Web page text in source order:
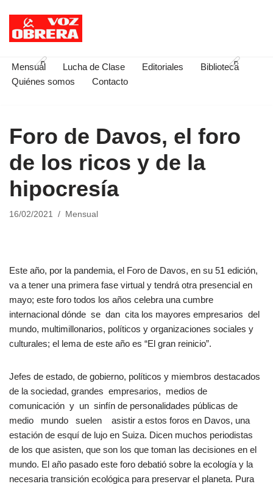
Saltar
contenido
Mensual Lucha de Clase Editoriales
Biblioteca
Quiénes somos
Contacto
Foro de Davos, el foro
de los ricos y de la
hipocresía
16/02/2021 Mensual
Este año, por la pandemia, el Foro de Davos, en su 51 edición,
va a tener una primera fase virtual y tendrá otra presencial en
mayo; este foro todos los años celebra una cumbre
internacional dónde se dan cita los mayores empresarios del
mundo, multimillonarios, políticos y organizaciones sociales y
culturales; el lema de este año es “El gran reinicio”.
Jefes de estado, de gobierno, políticos y miembros destacados
de la sociedad, grandes empresarios, medios de
comunicación y un sinfín de personalidades públicas de
medio mundo suelen asistir a estos foros en Davos, una
estación de esquí de lujo en Suiza. Dicen muchos periodistas
de los que asisten, que son los que toman las decisiones en el
mundo. El año pasado este foro debatió sobre la ecología y la
necesaria transición ecológica para preservar el planeta. Pura